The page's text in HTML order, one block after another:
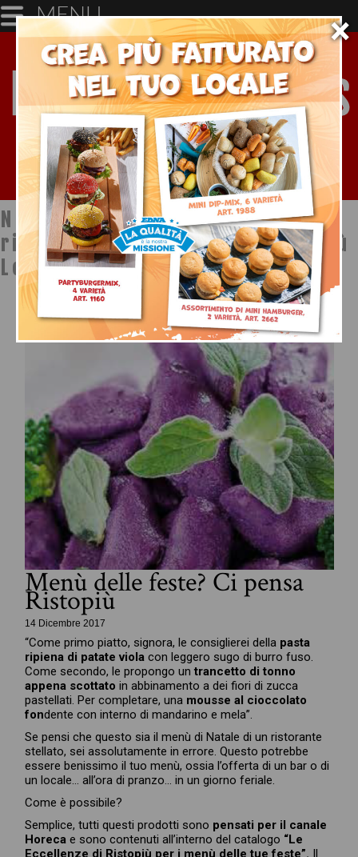
×
MENU
Notizie dal mondo della
ristorazione a cura di Ristopiù
Lombardia SpA
Menù delle feste? Ci pensa
Ristopiù
14 Dicembre 2017
“Come primo piatto, signora, le consiglierei della pasta
ripiena di patate violacon leggero sugo di burro fuso.
Come secondo, le propongo un trancetto di tonno
appena scottato in abbinamento a dei fiori di zucca
pastellati. Per completare, una mousse al cioccolato
fondente con interno di mandarino e mela”.
Se pensi che questo sia il menù di Natale di un ristorante
stellato, sei assolutamente in errore. Questo potrebbe
essere benissimo il tuo menù, ossia l’offerta di un bar o di
un locale… all’ora di pranzo… in un giorno feriale.
Come è possibile?
Semplice, tutti questi prodotti sono pensati per il canale
Horecae sono contenuti all’interno del catalogo “Le
Eccellenze di Ristopiù per i menù delle tue feste”. Il